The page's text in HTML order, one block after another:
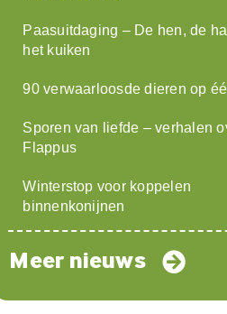
Paasuitdaging – De hen, de
het kuiken
90 verwaarloosde dieren op
Sporen van liefde – verhalen
Flappus
Winterstop voor koppelen
binnenkonijnen
Meer nieuws